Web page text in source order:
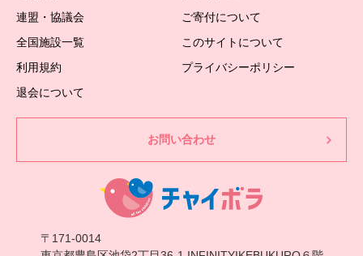
連盟・協議会
ご寄付について
全国施設一覧
このサイトについて
利用規約
プライバシーポリシー
退会について
お問い合わせ
〒171-0014